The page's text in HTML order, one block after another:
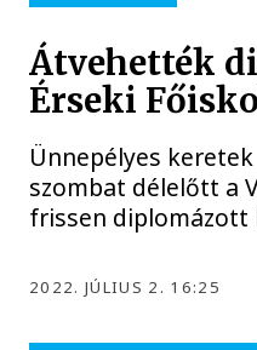
Átvehették
Érseki
Ünnepélyes
szombat délelőtt a
frissen diplomázott
2022. JÚLIUS 2. 16:25